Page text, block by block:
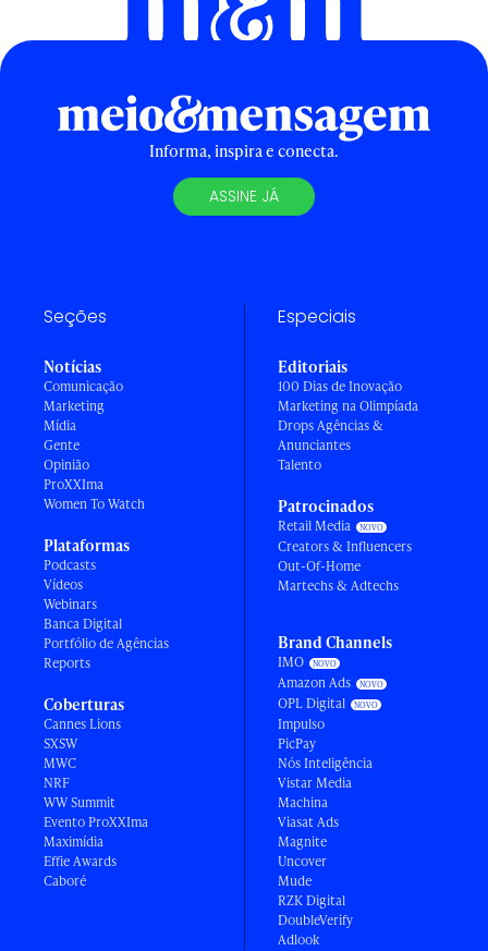
Informa, inspira e conecta.
ASSINE JÁ
Seções
Notícias
Comunicação
Marketing
Mídia
Gente
Opinião
ProXXIma
Women To Watch
Plataformas
Podcasts
Vídeos
Webinars
Banca Digital
Portfólio de Agências
Reports
Coberturas
Cannes Lions
SXSW
MWC
NRF
WW Summit
Evento ProXXIma
Maximídia
Effie Awards
Caboré
Especiais
Editoriais
100 Dias de Inovação
Marketing na Olimpíada
Drops Agências &
Anunciantes
Talento
Patrocinados
Retail Media
Creators & Influencers
Out-Of-Home
Martechs & Adtechs
Brand Channels
IMO
Amazon Ads
OPL Digital
Impulso
PicPay
Nós Inteligência
Vistar Media
Machina
Viasat Ads
Magnite
Uncover
Mude
RZK Digital
DoubleVerify
Adlook